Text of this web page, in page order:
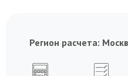
Регион расчета: